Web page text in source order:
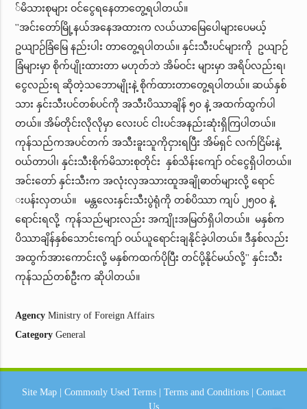
်မိသားစုများ ဝင်ငွေရနေတာတွေ့ရပါတယ်။
''အင်းတော်မြို့နယ်အနေအထားက လယ်ယာမြေပေါများပေမယ့်
ဥယျာဉ်ခြံမြေ နည်းပါး တာတွေ့ရပါတယ်။ နှင်းသီးပင်များကို ဥယျာဉ်
ခြံများမှာ စိုက်ပျိုးထားတာ မဟုတ်ဘဲ အိမ်ဝင်း များမှာ အရိပ်လည်းရ၊
ငွေလည်းရ ဆိုတဲ့သဘောမျိုးနဲ့ စိုက်ထားတာတွေ့ရပါတယ်။ ဆယ်နှစ်
သား နှင်းသီးပင်တစ်ပင်ကို အသီးပိဿာချိန် ၅၀ နဲ့ အထက်ထွက်ပါ
တယ်။ အိမ်တိုင်းလိုလိုမှာ လေးပင် ငါးပင်အနည်းဆုံးရှိကြပါတယ်။
ကုန်သည်ကအပင်တက် အသီးခူးသူကိုငှားရပြီး အိမ်ရှင် လက်ငြိမ်းနဲ့
ဝယ်တာပါ၊ နှင်းသီးစိုက်မိသားစုတိုင်း နှစ်သိန်းကျော် ဝင်ငွေရှိပါတယ်။
အင်းတော် နှင်းသီးက အလုံးလှအသားထူအချိုဓာတ်များလို့ ရောင်
းပန်းလှတယ်။ မန္တလေးနှင်းသီးပွဲရုံကို တစ်ပိဿာ ကျပ် ၂၅၀ဝ နဲ့
ရောင်းရလို့ ကုန်သည်များလည်း အကျိုးအမြတ်ရှိပါတယ်။ မနှစ်က
ပိဿာချိန်နှစ်သောင်းကျော် ဝယ်ယူရောင်းချနိုင်ခဲ့ပါတယ်။ ဒီနှစ်လည်း
အထွက်အားကောင်းလို့ မနှစ်ကထက်ပိုပြီး တင်ပို့နိုင်မယ်လို့'' နှင်းသီး
ကုန်သည်တစ်ဦးက ဆိုပါတယ်။
Agency Ministry of Foreign Affairs
Category General
Site Map| Commonly Used Terms| Terms and Conditions| Contact
Us